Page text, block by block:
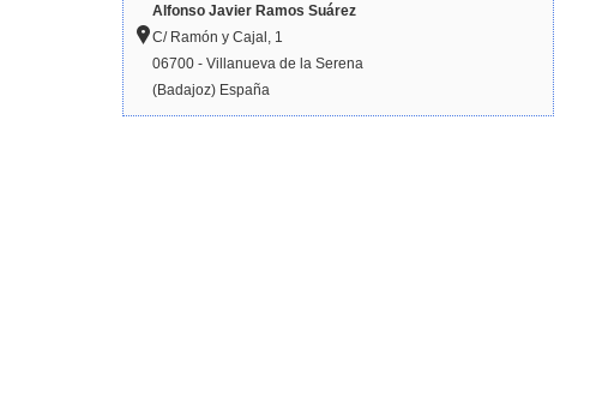
Alfonso Javier Ramos Suárez
C/ Ramón y Cajal, 1
06700 - Villanueva de la Serena
(Badajoz) España